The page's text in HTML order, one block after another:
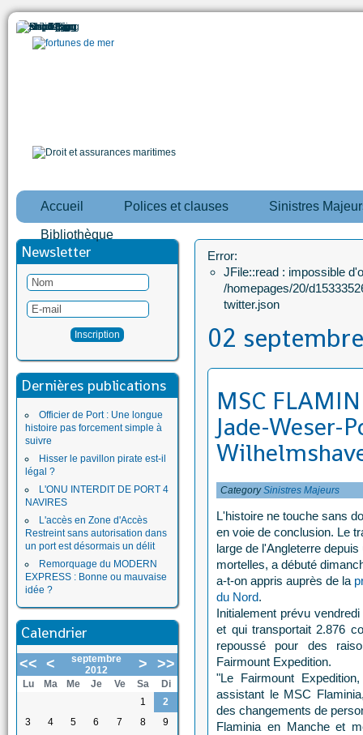
Accueil Polices et clauses Sinistres
Bibliothèque
Newsletter
Dernières publications
Officier de Port : Une longue
histoire pas forcement simple à
suivre
Hisser le pavillon pirate est-il
légal ?
L'ONU INTERDIT DE PORT 4
NAVIRES
L'accès en Zone d'Accès
Restreint sans autorisation dans
un port est désormais un délit
Remorquage du MODERN
EXPRESS : Bonne ou mauvaise
idée ?
Calendrier
<< <
septembre
2012
> >>
Lu Ma Me Je Ve Sa
Di
1
2
3
4 5 6 7 8
9
Error:
JFile::read : impossible
/homepages/20/
twitter.json
02
MSC
Jade-Weser-
CategorySinistres Majeurs
L'histoire ne touche sans
en voie de conclusion. Le
large de l'Angleterre
mortelles, a débuté
a-t-on appris auprès de la
du Nord.
Initialement prévu
et qui transportait 2.876
repoussé pour des
Fairmount Expedition.
"Le Fairmount
assistant le MSC
des changements de
Flaminia en Manche et